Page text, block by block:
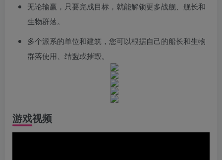
无论输赢，只要完成目标，就能解锁更多战舰、舰长和
生物群落。
多个派系的单位和建筑，您可以根据自己的船长和生物
群落使用、结盟或摧毁。
游戏视频